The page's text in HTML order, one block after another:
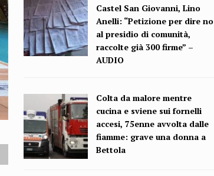
Castel San Giovanni, Lino
Anelli: “Petizione per dire no
al presidio di comunità,
raccolte già 300 firme” –
AUDIO
Colta da malore mentre
cucina e sviene sui fornelli
accesi, 75enne avvolta dalle
fiamme: grave una donna a
Bettola